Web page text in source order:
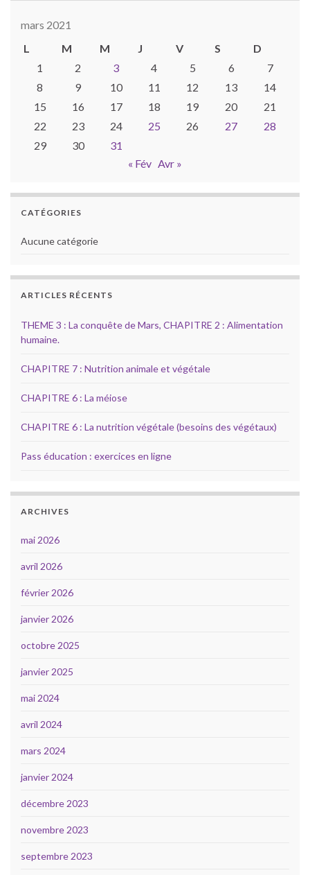
mars 2021
L
M M J V S
D
1
2 3 4 5 6
7
8
9 10 11 12 13
14
15
16 17 18 19 20
21
22
23 24 25 26 27
28
29
30
31
« Fév Avr »
CATÉGORIES
Aucune catégorie
ARTICLES RÉCENTS
THEME 3 : La conquête de Mars, CHAPITRE 2 : Alimentation
humaine.
CHAPITRE 7 : Nutrition animale et végétale
CHAPITRE 6 : La méiose
CHAPITRE 6 : La nutrition végétale (besoins des végétaux)
Pass éducation : exercices en ligne
ARCHIVES
mai 2026
avril 2026
février 2026
janvier 2026
octobre 2025
janvier 2025
mai 2024
avril 2024
mars 2024
janvier 2024
décembre 2023
novembre 2023
septembre 2023